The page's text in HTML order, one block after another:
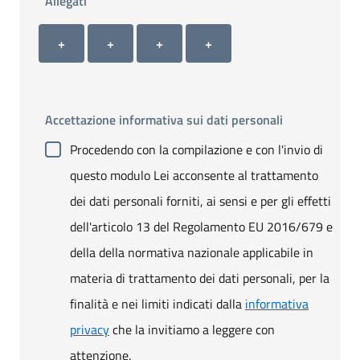
Allegato 1
+
Allegato 2
+
Allegato 3
+
Allegato 4
+
Accettazione informativa sui dati personali
Procedendo con la compilazione e con l'invio di
questo modulo Lei acconsente al trattamento
dei dati personali forniti, ai sensi e per gli effetti
dell'articolo 13 del Regolamento EU 2016/679 e
della della normativa nazionale applicabile in
materia di trattamento dei dati personali, per la
finalità e nei limiti indicati dalla informativa
privacyche la invitiamo a leggere con
attenzione.